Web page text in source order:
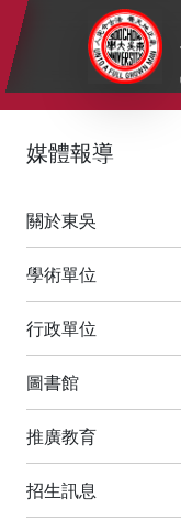
:::
媒體報導
關於東吳
學術單位
行政單位
圖書館
推廣教育
招生訊息